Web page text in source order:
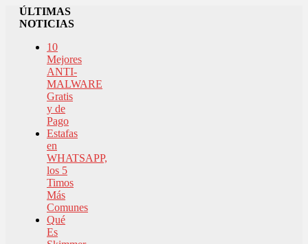
ÚLTIMAS
NOTICIAS
10
Mejores
ANTI-
MALWARE
Gratis
y de
Pago
Estafas
en
WHATSAPP,
los 5
Timos
Más
Comunes
Qué
Es